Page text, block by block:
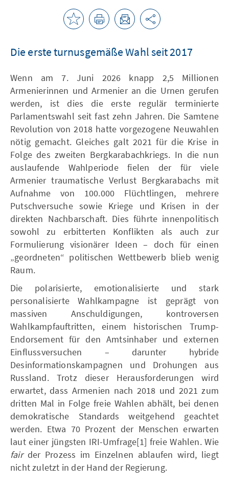
Die erste turnusgemäße Wahl seit 2017
Wenn am 7. Juni 2026 knapp 2,5 Millionen
Armenierinnen und Armenier an die Urnen gerufen
werden, ist dies die erste regulär terminierte
Parlamentswahl seit fast zehn Jahren. Die Samtene
Revolution von 2018 hatte vorgezogene Neuwahlen
nötig gemacht. Gleiches galt 2021 für die Krise in
Folge des zweiten Bergkarabachkriegs. In die nun
auslaufende Wahlperiode fielen der für viele
Armenier traumatische Verlust Bergkarabachs mit
Aufnahme von 100.000 Flüchtlingen, mehrere
Putschversuche sowie Kriege und Krisen in der
direkten Nachbarschaft. Dies führte innenpolitisch
sowohl zu erbitterten Konflikten als auch zur
Formulierung visionärer Ideen – doch für einen
„geordneten“ politischen Wettbewerb blieb wenig
Raum.
Die polarisierte, emotionalisierte und stark
personalisierte Wahlkampagne ist geprägt von
massiven Anschuldigungen, kontroversen
Wahlkampfauftritten, einem historischen Trump-
Endorsement für den Amtsinhaber und externen
Einflussversuchen – darunter hybride
Desinformationskampagnen und Drohungen aus
Russland. Trotz dieser Herausforderungen wird
erwartet, dass Armenien nach 2018 und 2021 zum
dritten Mal in Folge freie Wahlen abhält, bei denen
demokratische Standards weitgehend geachtet
werden. Etwa 70 Prozent der Menschen erwarten
laut einer jüngsten IRI-Umfrage[1] freie Wahlen. Wie
fair der Prozess im Einzelnen ablaufen wird, liegt
nicht zuletzt in der Hand der Regierung.